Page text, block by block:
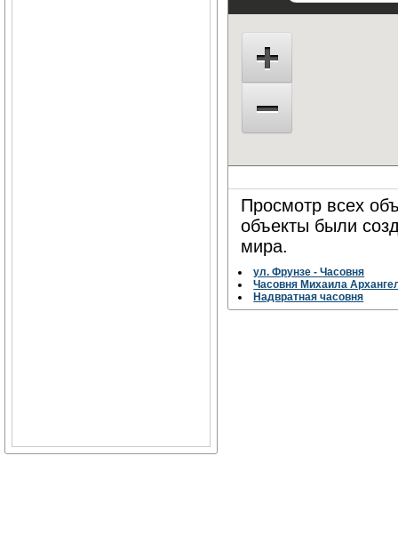
Просмотр всех
объекты были
мира.
ул. Фрунзе - Часовня
Часовня Михаила
Надвратная часовня